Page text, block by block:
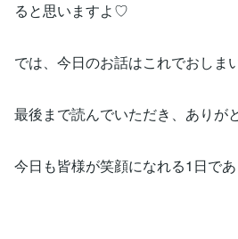
ると思いますよ♡
では、今日のお話はこれでおしまい
最後まで読んでいただき、ありが
今日も皆様が笑顔になれる1日で